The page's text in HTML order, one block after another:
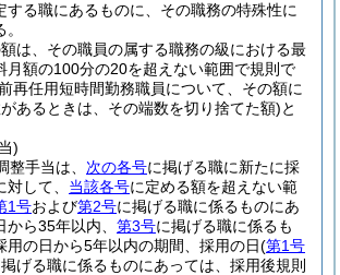
する職にあるものに、その職務の特殊性に
は、その職員の属する職務の級における最
月額の100分の20を超えない範囲で規則で
再任用短時間勤務職員について、その額に
あるときは、その端数を切り捨てた額)と
)
整手当は、 次の各号に掲げる職に新たに採
して、 当該各号に定める額を超えない範
1号および第2号に掲げる職に係るものにあ
ら35年以内、 第3号に掲げる職に係るも
用の日から5年以内の期間、採用の日(第1号
げる職に係るものにあっては、採用後規則